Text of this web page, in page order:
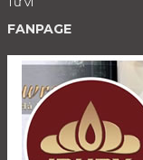
FANPAGE